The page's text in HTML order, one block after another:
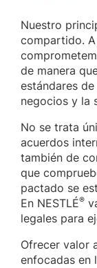
Nuestro
compartido.
de manera
estándares
negocios y la
No se trata
acuerdos
también de
que
pactado se
En NESTLÉ®
legales para
Ofrecer valor
enfocadas en